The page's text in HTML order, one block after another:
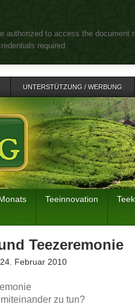
authorized to access the
required.
UNTERSTÜTZUNG / WERBUNG
Teeinnovation
Teezeremonie
Februar 2010
zu tun?